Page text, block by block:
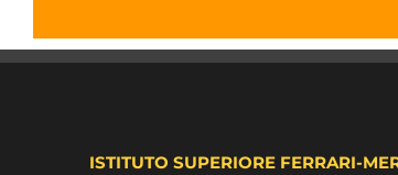
ISTITUTO SUPERIORE FERRARI-